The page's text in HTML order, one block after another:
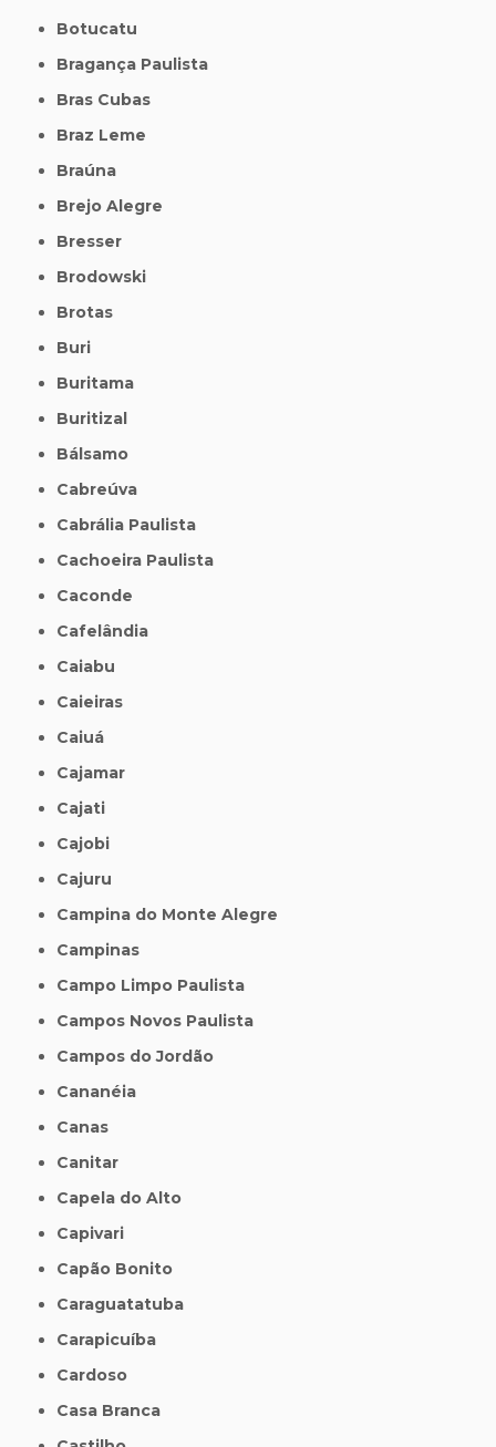
Botucatu
Bragança Paulista
Bras Cubas
Braz Leme
Braúna
Brejo Alegre
Bresser
Brodowski
Brotas
Buri
Buritama
Buritizal
Bálsamo
Cabreúva
Cabrália Paulista
Cachoeira Paulista
Caconde
Cafelândia
Caiabu
Caieiras
Caiuá
Cajamar
Cajati
Cajobi
Cajuru
Campina do Monte Alegre
Campinas
Campo Limpo Paulista
Campos Novos Paulista
Campos do Jordão
Cananéia
Canas
Canitar
Capela do Alto
Capivari
Capão Bonito
Caraguatatuba
Carapicuíba
Cardoso
Casa Branca